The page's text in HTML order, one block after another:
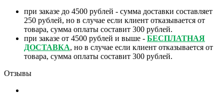
при заказе до 4500 рублей - сумма доставки составляет
250 рублей, но в случае если клиент отказывается от
товара, сумма оплаты составит 300 рублей.
при заказе от 4500 рублей и выше - БЕСПЛАТНАЯ
ДОСТАВКА, но в случае если клиент отказывается от
товара, сумма оплаты составит 300 рублей.
Отзывы